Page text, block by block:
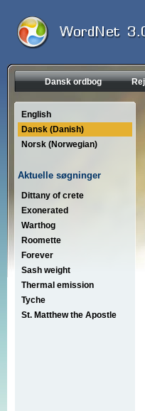
Dansk ordbog
English
Dansk (Danish)
Norsk (Norwegian)
Aktuelle søgninger
Dittany of crete
Exonerated
Warthog
Roomette
Forever
Sash weight
Thermal emission
Tyche
St. Matthew the Apostle